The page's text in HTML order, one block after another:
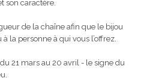
son caractère.
de la chaîne afin que le bijou
la personne à qui vous l’offrez.
21 mars au 20 avril - le signe du